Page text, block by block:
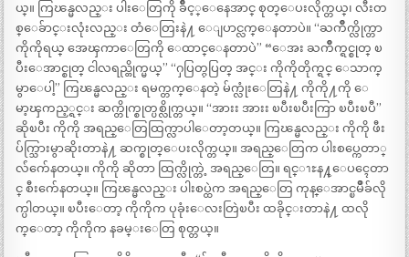
ယ္။ ကြၽန္မလည္း ပါးေတြကို ခ်ိဳင့္ေနေအာင္ စုတ္ေပးလိုက္တယ္၊ လီးတ
စ္ေခ်ာင္းလုံးလည္း တံေတြးနဲ႔ ေျပာင္လက္ေနတာပဲ။ “ႀကိဳက္လိုက္တာ
ကိုကိုရယ္ အေၾကာေတြကို ေထာင္ေနတာပဲ” “ေအး ႀကိဳက္ရင္စုတ္ ၿ
ပီးေအာင္စုတ္ ငါလရည္တိုက္မယ္” “ႁပြတ္ႁပြတ္ အင္း ကိုကိုတိုက္ရင္ ေသာက္
မွာေပါ့” ကြၽန္မလည္း ရမက္တက္ေနတဲ့ မ်က္လုံးေတြနဲ႔ ကိုကို႔ကို ေ
မာ့ၾကည့္ရင္း ဆက္တိုက္စုတ္ပစ္လိုက္တယ္။ “အားး အားး ၿပီးၿပီးကြာ ၿပီးၿပီ”
ဆိုၿပီး ကိုကို အရည္ေတြထြက္လာပါေတာ့တယ္။ ကြၽန္မလည္း ကိုကို ဖီး
ပ်က္သြားမွာဆိုးတာနဲ႔ ဆက္စုတ္ေပးလိုက္တယ္။ အရည္ေတြက ပါးစပ္ကေတာ္
လ်ံက်ေနတယ္။ ကိုကို ဆိုတာ ထြက္လိုက္တဲ့ အရည္ေတြ။ ရင္ၫႊန႔္ေပၚေတာ
င္ စီးက်ေနတယ္။ ကြၽန္မလည္း ပါးစပ္ထဲက အရည္ေတြ ကုန္ေအာင္ၿမိဳခ်လို
က္ပါတယ္။ ၿပီးေတာ့ ကိုကိုက ပုခုံးေလးတြဲၿပီး ထခိုင္းတာနဲ႔ ထလို
က္ေတာ့ ကိုကိုက နခမ္းေတြ စုတ္တယ္။